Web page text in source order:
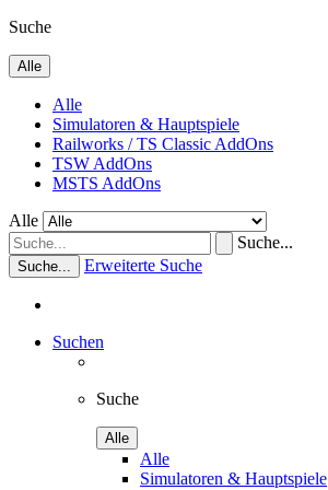
Suche
Alle
Alle
Simulatoren & Hauptspiele
Railworks / TS Classic AddOns
TSW AddOns
MSTS AddOns
Alle
Suche...
Suche... Erweiterte Suche
Suchen
Suche
Alle
Alle
Simulatoren & Hauptspiele